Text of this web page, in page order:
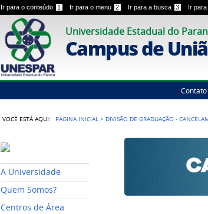
Ir para o conteúdo 1 Ir para o menu 2 Ir para a busca 3 Ir
Universidade Estadual do
Campus de
Contato
VOCÊ ESTÁ AQUI: PÁGINA INICIAL > DIVISÃO DE GRADUAÇÃO -
A Universidade
Quem Somos?
Centros de Área